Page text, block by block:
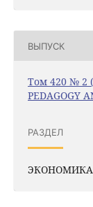
ВЫПУСК
Том 420 № 2
PEDAGOGY
РАЗДЕЛ
ЭКОНОМИКА